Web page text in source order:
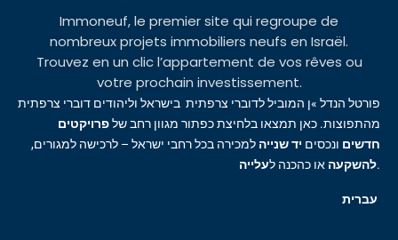
Immoneuf, le premier site qui regroupe de
nombreux projets immobiliers neufs en Israël.
Trouvez en un clic l’appartement de vos rêves ou
votre prochain investissement.
פורטל הנדל »ן המוביל לדוברי צרפתית בישראל וליהודים דוברי צרפתית
מהתפוצות. כאן תמצאו בלחיצת כפתור מגוון רחב שלפרויקטים
חדשים ונכסים יד שנייה למכירה בכל רחבי ישראל – לרכישה למגורים,
להשקעה או כהכנה לעלייה .